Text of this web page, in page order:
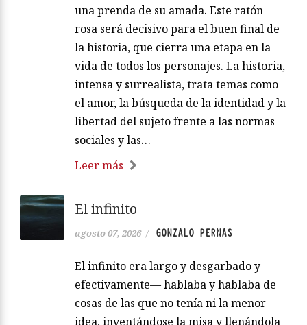
una prenda de su amada. Este ratón
rosa será decisivo para el buen final de
la historia, que cierra una etapa en la
vida de todos los personajes. La historia,
intensa y surrealista, trata temas como
el amor, la búsqueda de la identidad y la
libertad del sujeto frente a las normas
sociales y las…
Leer más
El infinito
agosto 07, 2026 / GONZALO PERNAS
El infinito era largo y desgarbado y —
efectivamente— hablaba y hablaba de
cosas de las que no tenía ni la menor
idea, inventándose la misa y llenándola